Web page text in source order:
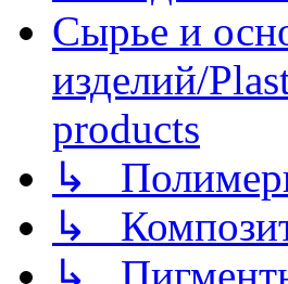
Сырье и
изделий/
products
↳
↳